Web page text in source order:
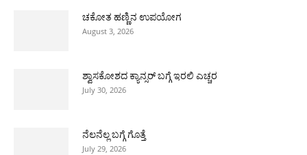
ಚಕೋತ ಹಣ್ಣಿನ ಉಪಯೋಗ
August 3, 2026
ಶ್ವಾಸಕೋಶದ ಕ್ಯಾನ್ಸರ್ ಬಗ್ಗೆ ಇರಲಿ ಎಚ್ಚರ
July 30, 2026
ನೆಲನೆಲ್ಲ ಬಗ್ಗೆ ಗೊತ್ತೆ
July 29, 2026